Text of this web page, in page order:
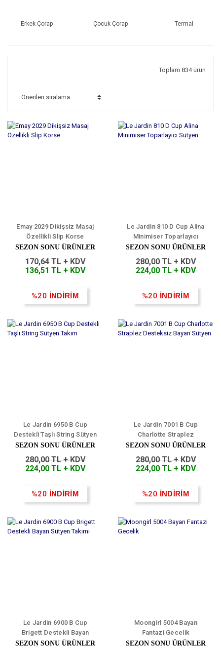
Erkek Çorap Çocuk Çorap Termal
Toplam 834 ürün
Emay 2029 Dikişsiz Masaj
Özellikli Slip Korse
SEZON SONU ÜRÜNLER
170,64 TL + KDV
136,51 TL + KDV
%20 İNDİRİM
Le Jardin 810 D Cup Alina
Minimiser Toparlayıcı
Sütyen
SEZON SONU ÜRÜNLER
280,00 TL + KDV
224,00 TL + KDV
%20 İNDİRİM
Le Jardin 6950 B Cup
Destekli Taşlı String Sütyen
Takım
SEZON SONU ÜRÜNLER
280,00 TL + KDV
224,00 TL + KDV
%20 İNDİRİM
Le Jardin 7001 B Cup
Charlotte Straplez
Desteksiz Bayan Sütyen
SEZON SONU ÜRÜNLER
280,00 TL + KDV
224,00 TL + KDV
%20 İNDİRİM
Le Jardin 6900 B Cup
Brigett Destekli Bayan
Sütyen Takımı
SEZON SONU ÜRÜNLER
Moongirl 5004 Bayan
Fantazi Gecelik
SEZON SONU ÜRÜNLER